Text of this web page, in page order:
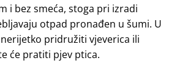
i bez smeća, stoga pri izradi
otpad pronađen u šumi. U
pridružiti vjeverica ili
će pratiti pjev ptica.